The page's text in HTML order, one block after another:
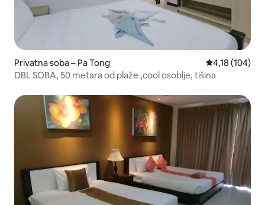
Privatna soba – Pa Tong Prosječna
4,18 (104)
DBL SOBA, 50 metara od plaže ,cool osoblje, tišina